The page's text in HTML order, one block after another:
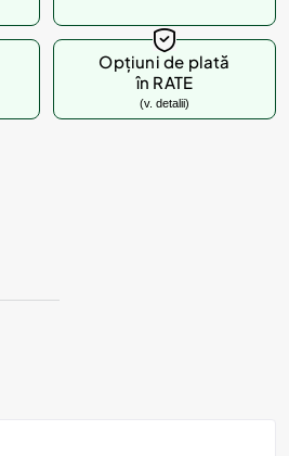
Opțiuni de plată
în RATE
(v. detalii)